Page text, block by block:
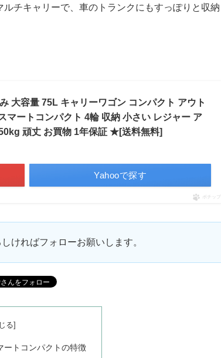
チキャリーで、車のトランクにもすっぽりと収納
大容量 75L キャリーワゴン コンパクト アウト
マートコンパクト 4輪 収納 小さい レジャー ア
頑丈 お買物 1年保証 ★[送料無料]
Yahooで探す
ポチップ
ければフォローお願いします。
ートコンパクトの特徴